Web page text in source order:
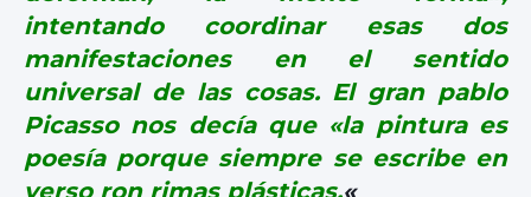
intentando coordinar esas dos
manifestaciones en el sentido
universal de las cosas. El gran pablo
Picasso nos decía que «la pintura es
poesía porque siempre se escribe en
verso ron rimas plásticas.«